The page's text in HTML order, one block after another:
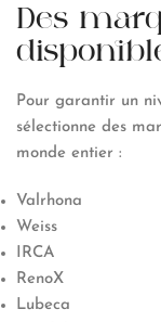
Des
Pour garantir un
sélectionne des
monde entier :
Valrhona
Weiss
IRCA
RenoX
Lubeca